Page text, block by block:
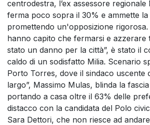
centrodestra, l’ex assessore
ferma poco sopra il 30% e ammette
promettendo un'opposizione rigorosa.
hanno capito che fermarsi e azzerare
stato un danno per la città”, è stato il
caldo di un sodisfatto Milia. Scenario
Porto Torres, dove il sindaco uscente
largo”, Massimo Mulas, blinda la
portando a casa oltre il 63% delle
distacco con la candidata del Polo
Sara Dettori, che non riesce ad